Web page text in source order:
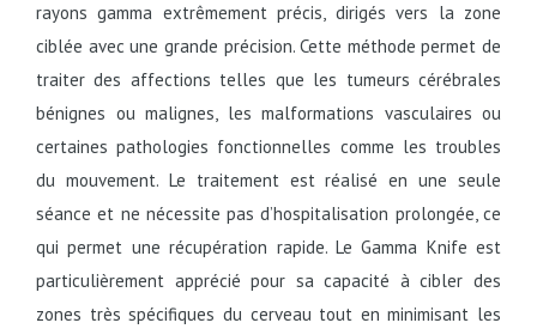
rayons gamma extrêmement précis, dirigés vers la zone
ciblée avec une grande précision. Cette méthode permet de
traiter des affections telles que les tumeurs cérébrales
bénignes ou malignes, les malformations vasculaires ou
certaines pathologies fonctionnelles comme les troubles
du mouvement. Le traitement est réalisé en une seule
séance et ne nécessite pas d’hospitalisation prolongée, ce
qui permet une récupération rapide. Le Gamma Knife est
particulièrement apprécié pour sa capacité à cibler des
zones très spécifiques du cerveau tout en minimisant les